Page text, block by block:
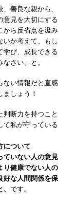
善良な親から、
意見を大切にす
ら反省点を汲み
か考えて、もし
び、成長できる
さい、と。
い情報だと直感
しょう！
断力を持つこと
私が守っている
について
ていない人の意
健康でない人
好な人間関係を
です。